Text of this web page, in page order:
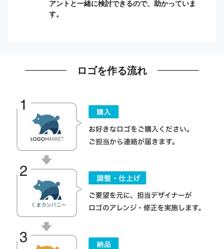
アントと一緒に検討できるので、助かっていま
す。
ロゴを作る流れ